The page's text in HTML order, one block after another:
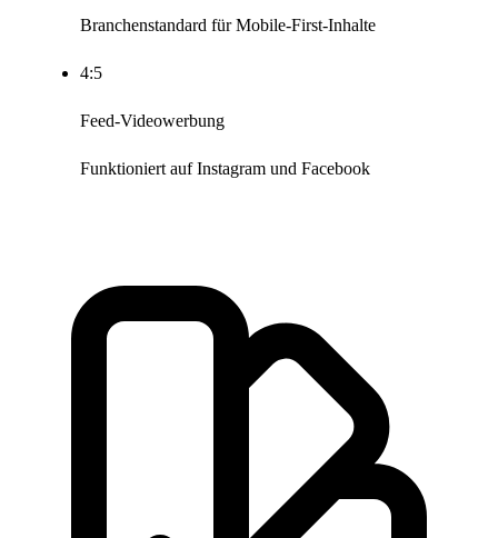
Branchenstandard für Mobile-First-Inhalte
4:5
Feed-Videowerbung
Funktioniert auf Instagram und Facebook